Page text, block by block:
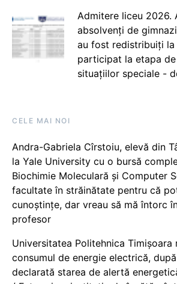
Admitere liceu 2026.
absolvenți de
au fost redistribuiți la
participat la etapa
situațiilor speciale -
CELE MAI NOI
Andra-Gabriela Cîrstoiu, elevă din
la Yale University cu o bursă
Biochimie Moleculară și Computer
facultate în străinătate pentru că
cunoștințe, dar vreau să mă întorc
profesor
Universitatea Politehnica
consumul de energie electrică,
declarată starea de alertă